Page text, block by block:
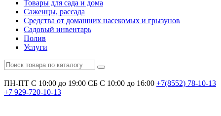
Товары для сада и дома
Саженцы, рассада
Средства от домашних насекомых и грызунов
Садовый инвентарь
Полив
Услуги
ПН-ПТ С 10:00 до 19:00 СБ С 10:00 до 16:00 +7(8552) 78-10-13
+7 929-720-10-13